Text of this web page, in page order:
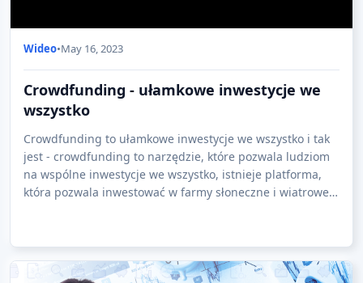
Wideo•May 16, 2023
Crowdfunding - ułamkowe inwestycje we
wszystko
Crowdfunding to ułamkowe inwestycje we wszystko i tak
jest - crowdfunding to narzędzie, które pozwala ludziom
na wspólne inwestycje we wszystko, istnieje platforma,
która pozwala inwestować w farmy słoneczne i wiatrowe,